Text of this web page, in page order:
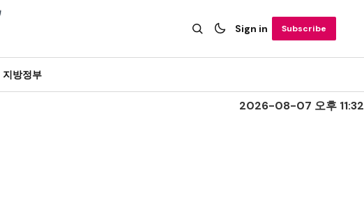
Sign in Subscribe
지방정부
2026-08-07 오후 11:32